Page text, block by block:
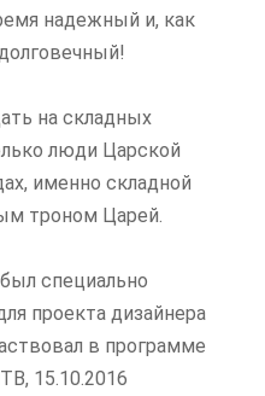
надежный и, как
на складных
люди Царской
именно складной
троном Царей.
специально
проекта дизайнера
в программе
15.10.2016